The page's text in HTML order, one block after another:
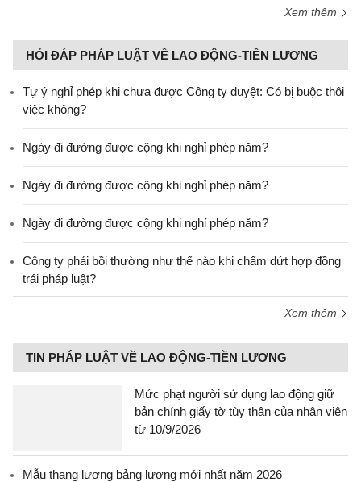
Xem thêm
HỎI ĐÁP PHÁP LUẬT VỀ LAO ĐỘNG-TIỀN LƯƠNG
Tự ý nghỉ phép khi chưa được Công ty duyệt: Có bị buộc thôi
việc không?
Ngày đi đường được cộng khi nghỉ phép năm?
Ngày đi đường được cộng khi nghỉ phép năm?
Ngày đi đường được cộng khi nghỉ phép năm?
Công ty phải bồi thường như thế nào khi chấm dứt hợp đồng
trái pháp luật?
Xem thêm
TIN PHÁP LUẬT VỀ LAO ĐỘNG-TIỀN LƯƠNG
Mức phạt người sử dụng lao động giữ
bản chính giấy tờ tùy thân của nhân viên
từ 10/9/2026
Mẫu thang lương bảng lương mới nhất năm 2026